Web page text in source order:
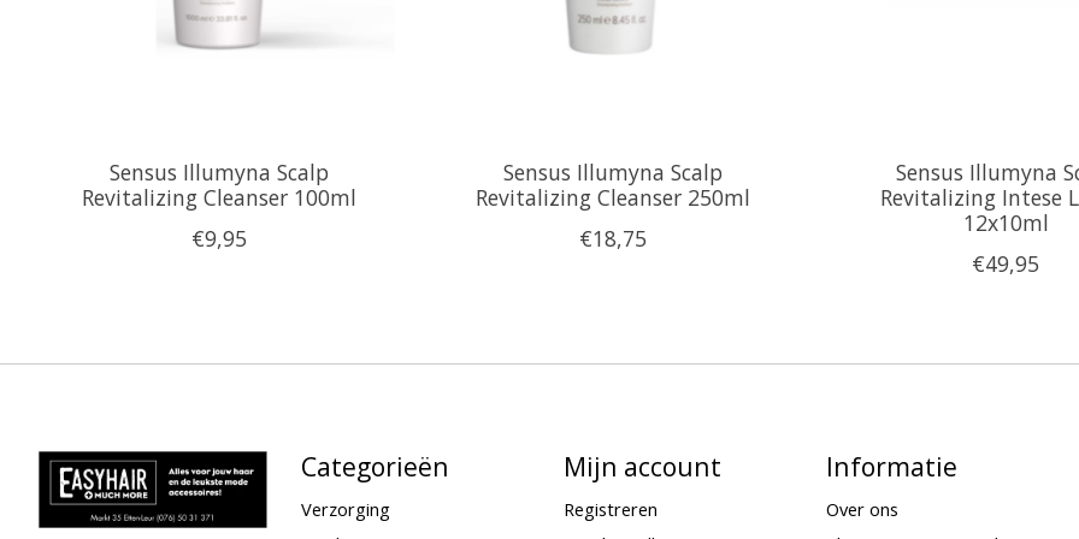
Sensus Illumyna Scalp
Revitalizing Cleanser 100ml
€9,95
Sensus Illumyna Scalp
Revitalizing Cleanser 250ml
€18,75
Sensus Illumyna
Revitalizing Intese
12x10ml
€49,95
Categorieën
Verzorging
Mijn account
Registreren
Informatie
Over ons